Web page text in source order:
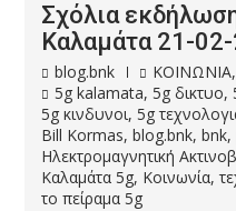
Σχόλια
Καλαμάτα 21-
blog.bnk ΚΟΙΝΩΝΙΑ,
5g kalamata, 5g δικτυο,
5g κινδυνοι, 5g
Bill Kormas, blog.bnk, bnk,
Ηλεκτρομαγνητική
Καλαμάτα 5g, Κοινωνία,
το πείραμα 5g